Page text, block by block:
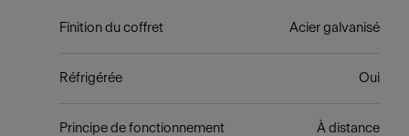
Finition du coffret Acier galvanisé
Réfrigérée Oui
Principe de fonctionnement À distance